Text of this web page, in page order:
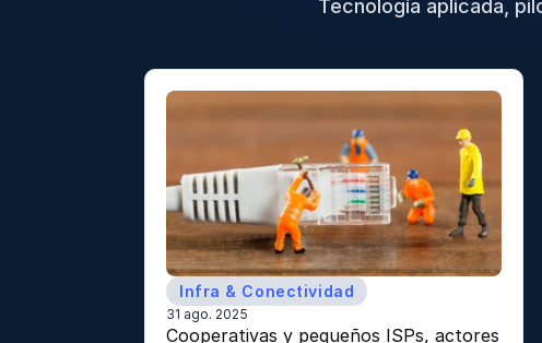
Tecnología aplicada,
Infra & Conectividad
31 ago. 2025
Cooperativas y pequeños ISPs, actores